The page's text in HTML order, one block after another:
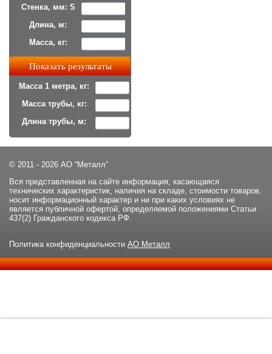
Стенка, мм: S
Длина, м:
Масса, кг:
Масса 1 метра, кг:
Масса трубы, кг:
Длина трубы, м:
© 2011 - 2026 АО “Металл”
Вся представленная на сайте информация, касающаяся
технических характеристик, наличия на складе, стоимости товаров,
носит информационный характер и ни при каких условиях не
является публичной офертой, определяемой положениями Статьи
437(2) Гражданского кодекса РФ.
Политика конфиденциальности АО Металл